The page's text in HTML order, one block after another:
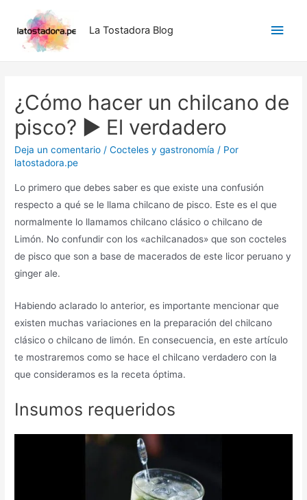
contenido
La Tostadora Blog
¿Cómo hacer un chilcano de
pisco? ► El verdadero
Deja un comentario /Cocteles y gastronomía / Por
latostadora.pe
Lo primero que debes saber es que existe una confusión
respecto a qué se le llama chilcano de pisco. Este es el que
normalmente lo llamamos chilcano clásico o chilcano de
Limón. No confundir con los «achilcanados» que son cocteles
de pisco que son a base de macerados de este licor peruano y
ginger ale.
Habiendo aclarado lo anterior, es importante mencionar que
existen muchas variaciones en la preparación del chilcano
clásico o chilcano de limón. En consecuencia, en este artículo
te mostraremos como se hace el chilcano verdadero con la
que consideramos es la receta óptima.
Insumos requeridos